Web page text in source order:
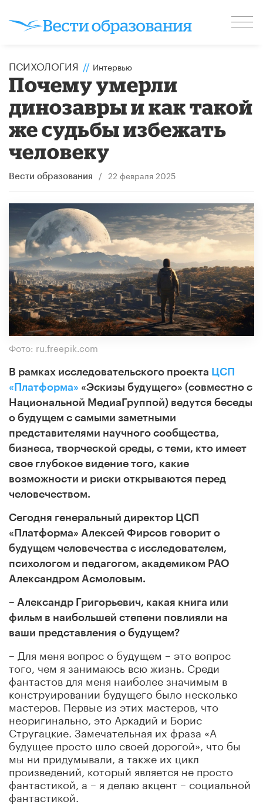
ПСИХОЛОГИЯ // Интервью
Почему умерли
динозавры и как такой
же судьбы избежать
человеку
Вести образования / 22 февраля 2025
Фото: ru.freepik.com
В рамках исследовательского проекта ЦСП
«Платформа» «Эскизы будущего» (совместно с
Национальной МедиаГруппой) ведутся беседы
о будущем с самыми заметными
представителями научного сообщества,
бизнеса, творческой среды, с теми, кто имеет
свое глубокое видение того, какие
возможности и риски открываются перед
человечеством.
Сегодня генеральный директор ЦСП
«Платформа» Алексей Фирсов говорит о
будущем человечества с исследователем,
психологом и педагогом, академиком РАО
Александром Асмоловым.
– Александр Григорьевич, какая книга или
фильм в наибольшей степени повлияли на
ваши представления о будущем?
– Для меня вопрос о будущем – это вопрос
того, чем я занимаюсь всю жизнь. Среди
фантастов для меня наиболее значимым в
конструировании будущего было несколько
мастеров. Первые из этих мастеров, что
неоригинально, это Аркадий и Борис
Стругацкие. Замечательная их фраза «А
будущее просто шло своей дорогой», что бы
мы ни придумывали, а также их цикл
произведений, который является не просто
фантастикой, а – я делаю акцент – социальной
фантастикой.